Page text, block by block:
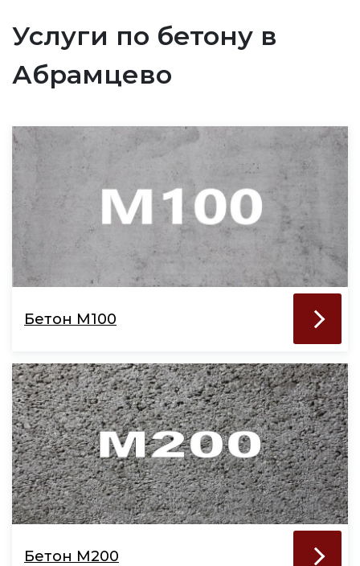
Услуги по бетону в
Абрамцево
Бетон М100
Бетон М200